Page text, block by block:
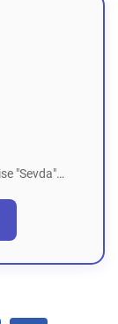
"Sevda"…